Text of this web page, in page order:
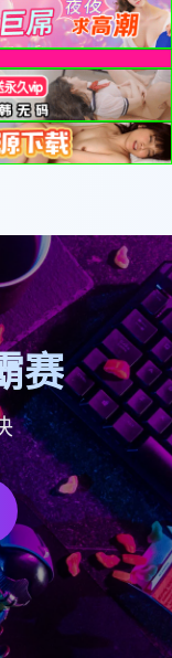
播
过
赛